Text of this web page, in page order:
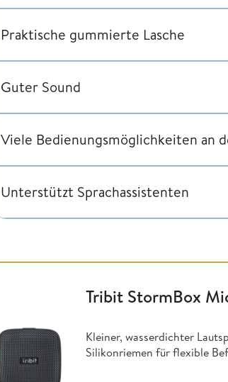
Praktische gummierte Lasche
Guter Sound
Viele Bedienungsmöglichkeiten an
Unterstützt Sprachassistenten
Tribit StormBox
Kleiner, wasserdichter
Silikonriemen für flexible